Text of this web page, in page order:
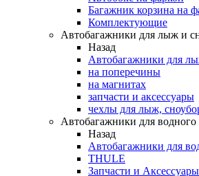
Багажник корзина на
Комплектующие
Автобагажники для лыж и
Назад
Автобагажники для
на поперечины
на магнитах
запчасти и аксессуары
чехлы для лыж,
Автобагажники для
Назад
Автобагажники для
THULE
Запчасти и Аксессуары